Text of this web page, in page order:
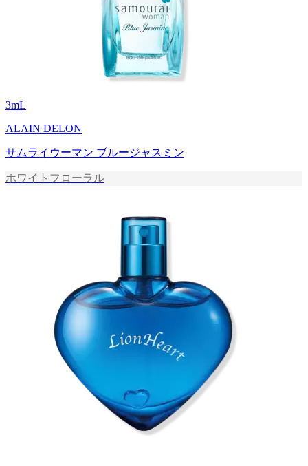
3mL
ALAIN DELON
サムライウーマン ブルージャスミン
ホワイトフローラル